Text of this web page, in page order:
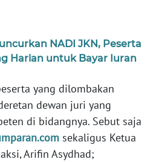
NADI JKN, Peserta
Harian untuk Bayar Iuran
yang dilombakan
dewan juri yang
di bidangnya. Sebut saja
sekaligus Ketua
Arifin Asydhad;